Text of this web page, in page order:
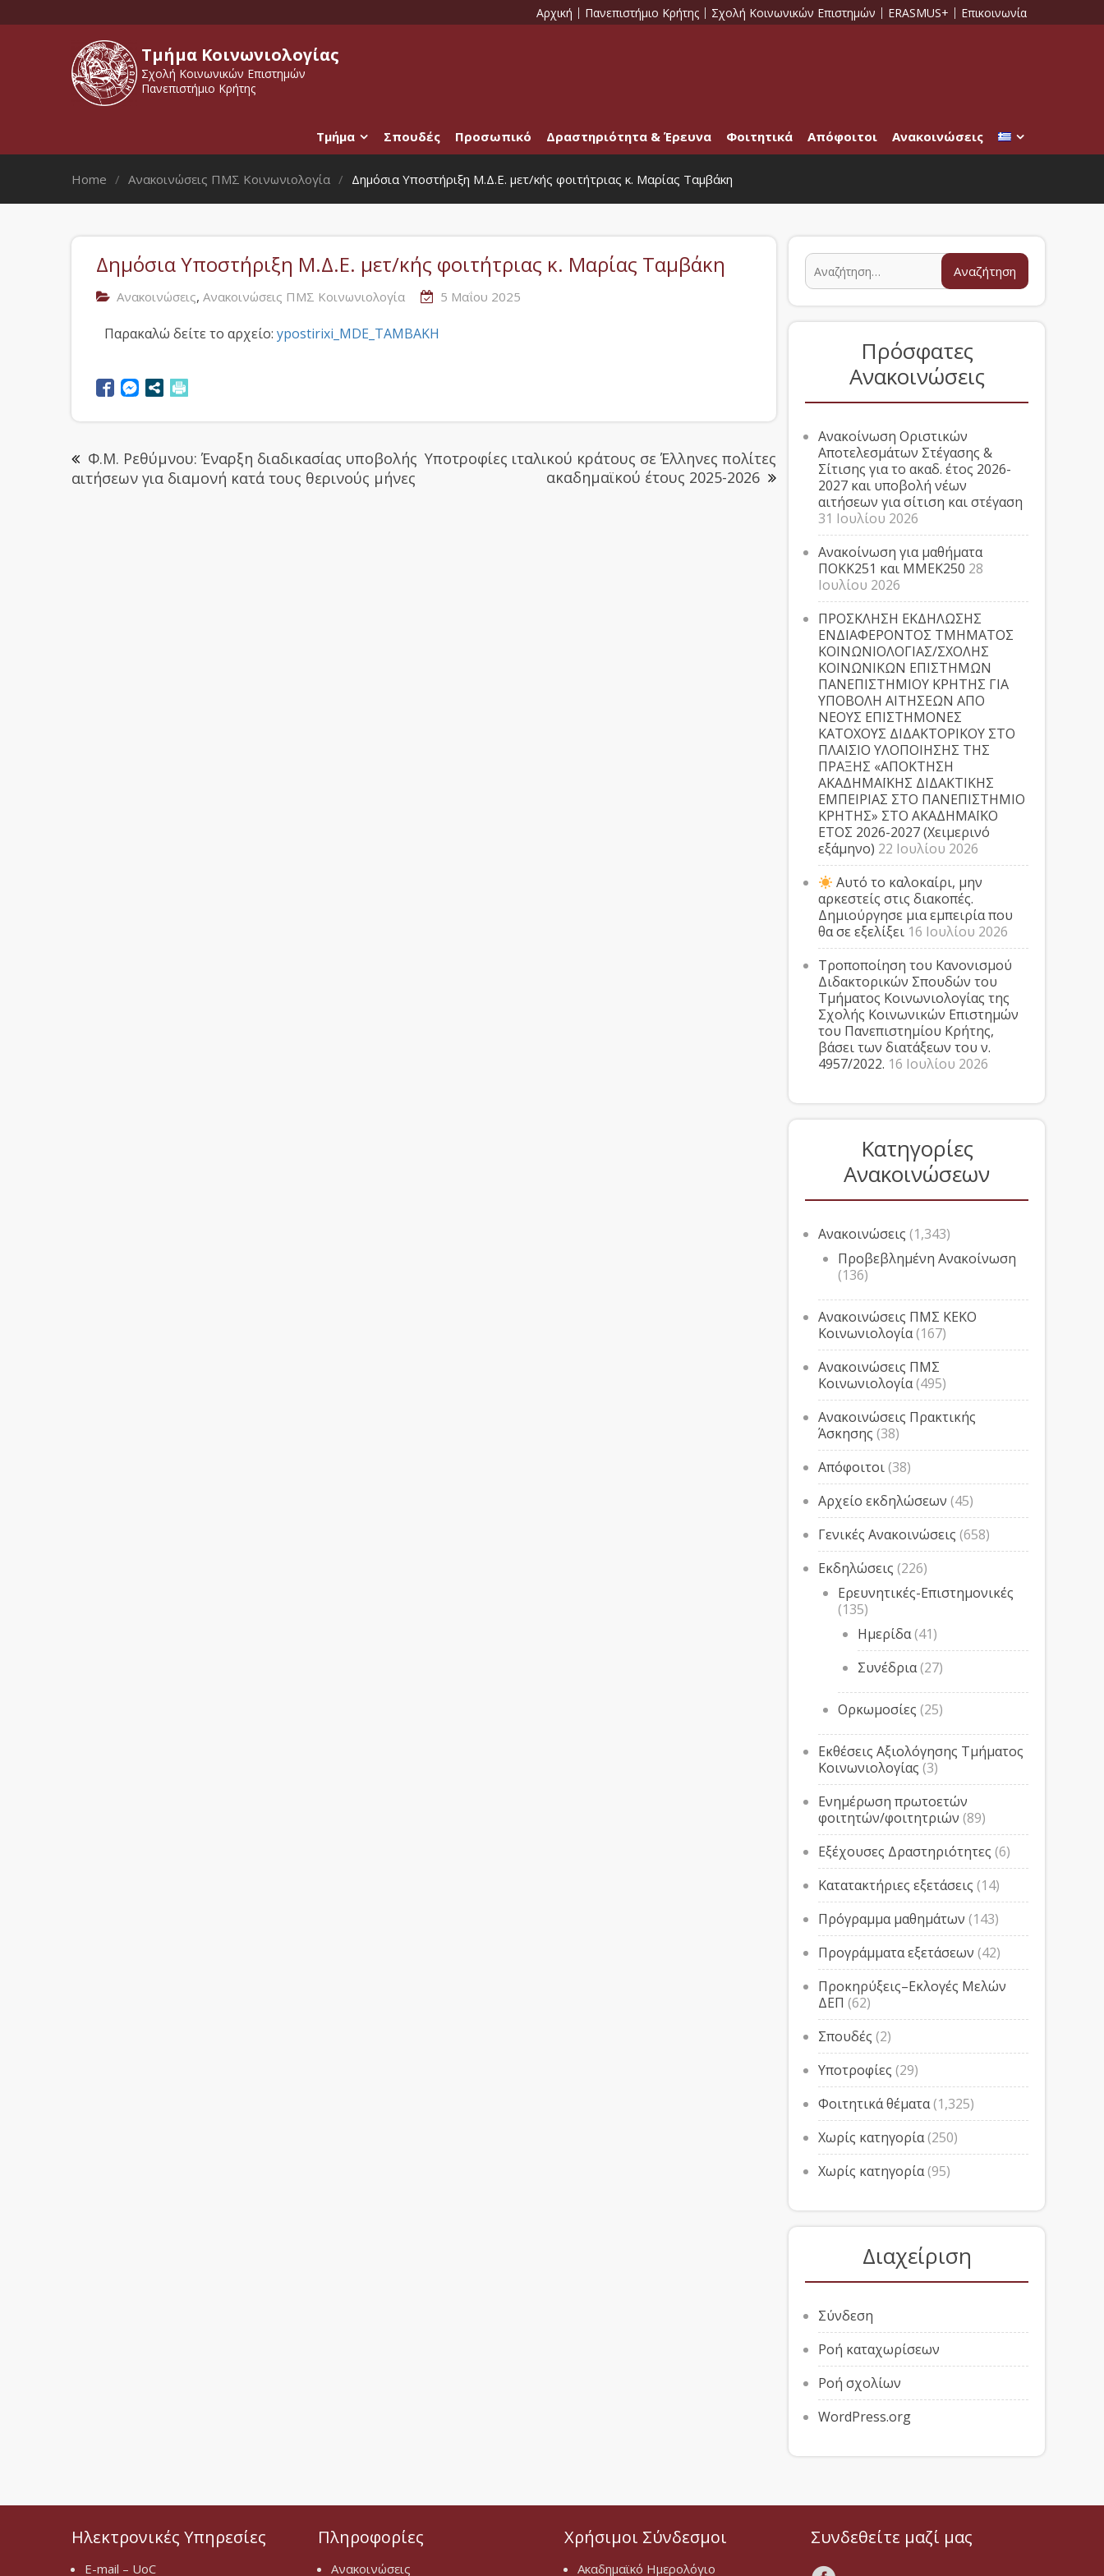
Αρχική Πανεπιστήμιο Κρήτης Σχολή Κοινωνικών Επιστημών ERASMUS+ Επικοινωνία
Τμήμα Κοινωνιολογίας
Σχολή Κοινωνικών Επιστημών
Πανεπιστήμιο Κρήτης
Τμήμα Σπουδές Προσωπικό Δραστηριότητα & Έρευνα Φοιτητικά Απόφοιτοι Ανακοινώσεις
Home Ανακοινώσεις ΠΜΣ Κοινωνιολογία Δημόσια Υποστήριξη Μ.Δ.Ε. μετ/κής φοιτήτριας κ. Μαρίας Ταμβάκη
Δημόσια Υποστήριξη Μ.Δ.Ε. μετ/κής φοιτήτριας κ. Μαρίας Ταμβάκη
Ανακοινώσεις, Ανακοινώσεις ΠΜΣ Κοινωνιολογία 5 Μαΐου 2025
Παρακαλώ δείτε το αρχείο: ypostirixi_MDE_TAMBAKH
Φ.Μ. Ρεθύμνου: Έναρξη διαδικασίας υποβολής
αιτήσεων για διαμονή κατά τους θερινούς μήνες
Υποτροφίες ιταλικού κράτους σε Έλληνες πολίτες
ακαδημαϊκού έτους 2025-2026
Πρόσφατες
Ανακοινώσεις
Ανακοίνωση Οριστικών
Αποτελεσμάτων Στέγασης &
Σίτισης για το ακαδ. έτος 2026-
2027 και υποβολή νέων
αιτήσεων για σίτιση και στέγαση
31 Ιουλίου 2026
Ανακοίνωση για μαθήματα
ΠΟΚΚ251 και ΜΜΕΚ250 28
Ιουλίου 2026
ΠΡΟΣΚΛΗΣΗ ΕΚΔΗΛΩΣΗΣ
ΕΝΔΙΑΦΕΡΟΝΤΟΣ ΤΜΗΜΑΤΟΣ
ΚΟΙΝΩΝΙΟΛΟΓΙΑΣ/ΣΧΟΛΗΣ
ΚΟΙΝΩΝΙΚΩΝ ΕΠΙΣΤΗΜΩΝ
ΠΑΝΕΠΙΣΤΗΜΙΟΥ ΚΡΗΤΗΣ ΓΙΑ
ΥΠΟΒΟΛΗ ΑΙΤΗΣΕΩΝ ΑΠΟ
ΝΕΟΥΣ ΕΠΙΣΤΗΜΟΝΕΣ
ΚΑΤΟΧΟΥΣ ΔΙΔΑΚΤΟΡΙΚΟΥ ΣΤΟ
ΠΛΑΙΣΙΟ ΥΛΟΠΟΙΗΣΗΣ ΤΗΣ
ΠΡΑΞΗΣ «ΑΠΟΚΤΗΣΗ
ΑΚΑΔΗΜΑΪΚΗΣ ΔΙΔΑΚΤΙΚΗΣ
ΕΜΠΕΙΡΙΑΣ ΣΤΟ ΠΑΝΕΠΙΣΤΗΜΙΟ
ΚΡΗΤΗΣ» ΣΤΟ ΑΚΑΔΗΜΑΪΚΟ
ΕΤΟΣ 2026-2027 (Χειμερινό
εξάμηνο) 22 Ιουλίου 2026
Αυτό το καλοκαίρι, μην
αρκεστείς στις διακοπές.
Δημιούργησε μια εμπειρία που
θα σε εξελίξει 16 Ιουλίου 2026
Τροποποίηση του Κανονισμού
Διδακτορικών Σπουδών του
Τμήματος Κοινωνιολογίας της
Σχολής Κοινωνικών Επιστημών
του Πανεπιστημίου Κρήτης,
βάσει των διατάξεων του ν.
4957/2022. 16 Ιουλίου 2026
Κατηγορίες
Ανακοινώσεων
Ανακοινώσεις (1,343)
Προβεβλημένη Ανακοίνωση
(136)
Ανακοινώσεις ΠΜΣ ΚΕΚΟ
Κοινωνιολογία(167)
Ανακοινώσεις ΠΜΣ
Κοινωνιολογία(495)
Ανακοινώσεις Πρακτικής
Άσκησης (38)
Απόφοιτοι(38)
Αρχείο εκδηλώσεων (45)
Γενικές Ανακοινώσεις (658)
Εκδηλώσεις (226)
Ερευνητικές-Επιστημονικές
(135)
Ημερίδα(41)
Συνέδρια(27)
Ορκωμοσίες (25)
Εκθέσεις Αξιολόγησης Τμήματος
Κοινωνιολογίας (3)
Ενημέρωση πρωτοετών
φοιτητών/φοιτητριών (89)
Εξέχουσες Δραστηριότητες (6)
Κατατακτήριες εξετάσεις (14)
Πρόγραμμα μαθημάτων (143)
Προγράμματα εξετάσεων (42)
Προκηρύξεις–Εκλογές Μελών
ΔΕΠ (62)
Σπουδές (2)
Υποτροφίες (29)
Φοιτητικά θέματα(1,325)
Χωρίς κατηγορία(250)
Χωρίς κατηγορία(95)
Διαχείριση
Σύνδεση
Ροή καταχωρίσεων
Ροή σχολίων
WordPress.org
Ηλεκτρονικές Υπηρεσίες
E-mail – UoC
Πληροφορίες
Ανακοινώσεις
Χρήσιμοι Σύνδεσμοι
Ακαδημαϊκό Ημερολόγιο
Συνδεθείτε μαζί μας